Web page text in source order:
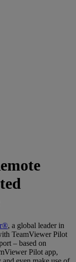
, a global leader in
TeamViewer Pilot
– based on
Pilot app,